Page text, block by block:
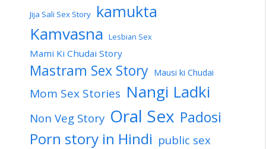
Jija Sali Sex Story kamukta
Kamvasna Lesbian Sex
Mami Ki Chudai Story
Mastram Sex Story Mausi ki Chudai
Mom Sex Stories Nangi Ladki
Non Veg Story Oral Sex Padosi
Porn story in Hindi public sex